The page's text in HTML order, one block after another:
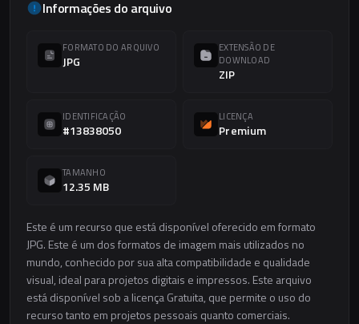
Informações do arquivo
FORMATO DO ARQUIVO
JPG
EXTENSÃO DE
DOWNLOAD
ZIP
IDENTIFICAÇÃO
#13838050
LICENÇA
Premium
TAMANHO
12.35 MB
Este é um recurso que está disponível oferecido em formato
JPG. Este é um dos formatos de imagem mais utilizados no
mundo, conhecido por sua alta compatibilidade e qualidade
visual, ideal para projetos digitais e impressos. Este arquivo
está disponível sob a licença Gratuita, que permite o uso do
recurso tanto em projetos pessoais quanto comerciais.